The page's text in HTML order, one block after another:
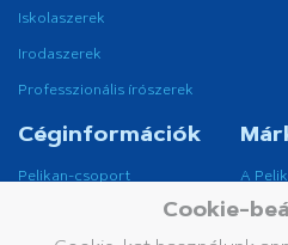
Iskolaszerek
Irodaszerek
Professzionális írószerek
Céginformációk
Pelikan-csoport A
A
Cookie-